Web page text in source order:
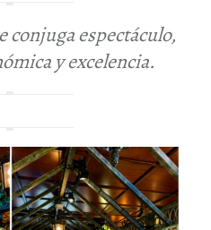
conjuga espectáculo,
y excelencia.